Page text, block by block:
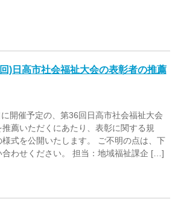
)日高市社会福祉大会の表彰者の推薦
開催予定の、第36回日高市社会福祉大会
薦いただくにあたり、表彰に関する規
式を公開いたします。 ご不明の点は、下
合わせください。 担当：地域福祉課企 […]